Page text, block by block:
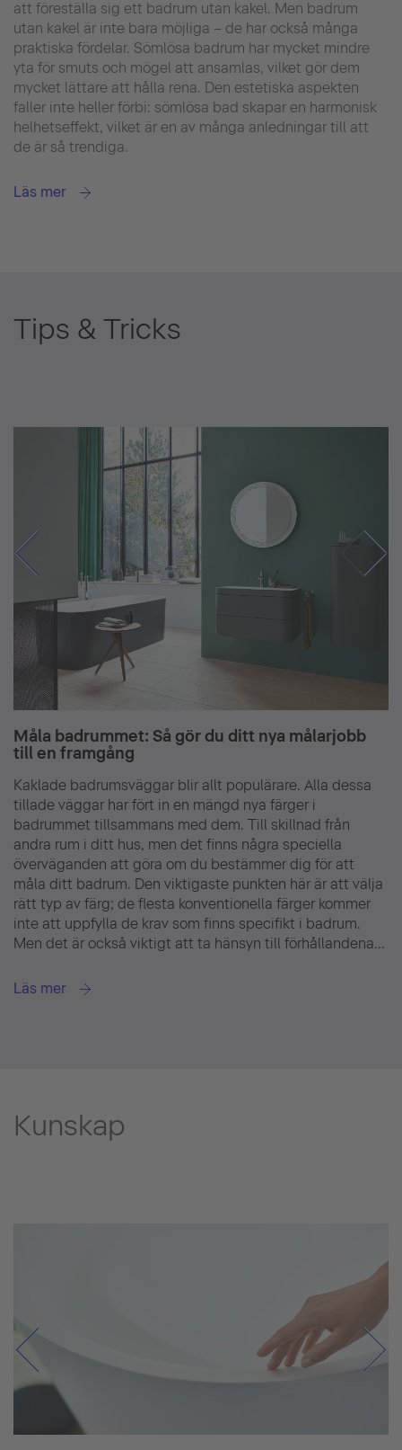
att föreställa sig ett badrum utan kakel. Men badrum
utan kakel är inte bara möjliga – de har också många
praktiska fördelar. Sömlösa badrum har mycket mindre
yta för smuts och mögel att ansamlas, vilket gör dem
mycket lättare att hålla rena. Den estetiska aspekten
faller inte heller förbi: sömlösa bad skapar en harmonisk
helhetseffekt, vilket är en av många anledningar till att
de är så trendiga.
Läs mer
Tips & Tricks
Måla badrummet: Så gör du ditt nya målarjobb
till en framgång
Kaklade badrumsväggar blir allt populärare. Alla dessa
tillade väggar har fört in en mängd nya färger i
badrummet tillsammans med dem. Till skillnad från
andra rum i ditt hus, men det finns några speciella
överväganden att göra om du bestämmer dig för att
måla ditt badrum. Den viktigaste punkten här är att välja
rätt typ av färg; de flesta konventionella färger kommer
inte att uppfylla de krav som finns specifikt i badrum.
Men det är också viktigt att ta hänsyn till förhållandena...
Läs mer
Kunskap